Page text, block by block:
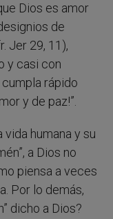
Dios es amor
de
Jer 29, 11),
y casi con
cumpla rápido
y de paz!”.
humana y su
a Dios no
piensa a veces
Por lo demás,
dicho a Dios?